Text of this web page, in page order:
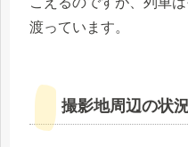
渡っています。
撮影地周辺の状